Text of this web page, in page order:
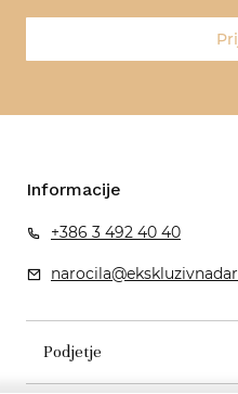
Informacije
+386 3 492 40 40
Podjetje